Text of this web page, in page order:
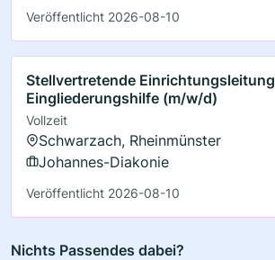
Veröffentlicht 2026-08-10
Stellvertretende Einrichtungsleitung
Eingliederungshilfe (m/w/d)
Vollzeit
Schwarzach, Rheinmünster
Johannes-Diakonie
Veröffentlicht 2026-08-10
Nichts Passendes dabei?